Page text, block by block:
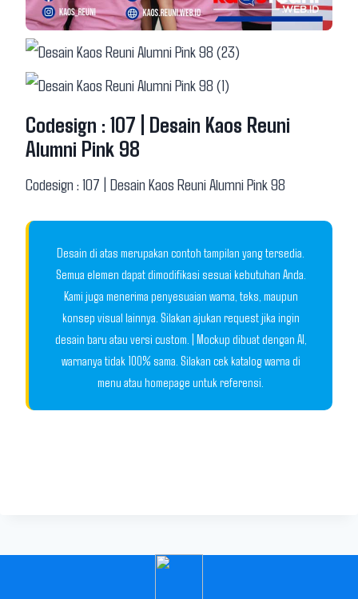
Codesign : 107 | Desain Kaos Reuni
Alumni Pink 98
Codesign : 107 | Desain Kaos Reuni Alumni Pink 98
Desain di atas merupakan contoh tampilan yang tersedia.
Semua elemen dapat dimodifikasi sesuai kebutuhan Anda.
Kami juga menerima penyesuaian warna, teks, maupun
konsep visual lainnya. Silakan ajukan request jika ingin
desain baru atau versi custom. | Mockup dibuat dengan AI,
warnanya tidak 100% sama. Silakan cek katalog warna di
menu atau homepage untuk referensi.